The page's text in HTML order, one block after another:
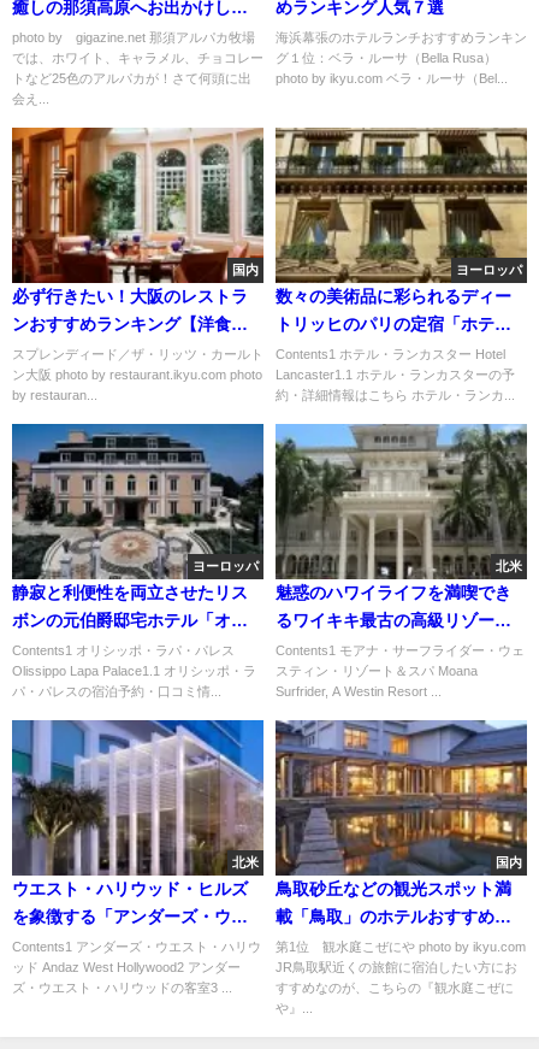
癒しの那須高原へお出かけしよ
う♪
photo by gigazine.net 那須アルパカ牧場
では、ホワイト、キャラメル、チョコレー
トなど25色のアルパカが！さて何頭に出
会え...
めランキング人気７選
海浜幕張のホテルランチおすすめランキン
グ１位：ベラ・ルーサ（Bella Rusa）
photo by ikyu.com ベラ・ルーサ（Bel...
国内
必ず行きたい！大阪のレストラ
ンおすすめランキング【洋食
編】
スプレンディード／ザ・リッツ・カールト
ン大阪 photo by restaurant.ikyu.com photo
by restauran...
ヨーロッパ
数々の美術品に彩られるディー
トリッヒのパリの定宿「ホテ
ル・ランカスター」
Contents1 ホテル・ランカスター Hotel
Lancaster1.1 ホテル・ランカスターの予
約・詳細情報はこちら ホテル・ランカ...
ヨーロッパ
静寂と利便性を両立させたリス
ボンの元伯爵邸宅ホテル「オリ
シッポ・ラパ・パレス」
Contents1 オリシッポ・ラパ・パレス
Olissippo Lapa Palace1.1 オリシッポ・ラ
パ・パレスの宿泊予約・口コミ情...
北米
魅惑のハワイライフを満喫でき
るワイキキ最古の高級リゾート
「モアナ・サーフライダー・ウ
ェスティン・リゾート＆スパ」
Contents1 モアナ・サーフライダー・ウェ
スティン・リゾート＆スパ Moana
Surfrider, A Westin Resort ...
北米
ウエスト・ハリウッド・ヒルズ
を象徴する「アンダーズ・ウエ
スト・ハリウッド」
Contents1 アンダーズ・ウエスト・ハリウ
ッド Andaz West Hollywood2 アンダー
ズ・ウエスト・ハリウッドの客室3 ...
国内
鳥取砂丘などの観光スポット満
載「鳥取」のホテルおすすめラ
ンキング
第1位 観水庭こぜにや photo by ikyu.com
JR鳥取駅近くの旅館に宿泊したい方にお
すすめなのが、こちらの『観水庭こぜに
や』...